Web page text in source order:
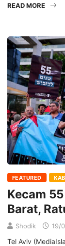
READ MORE
FEATURED
Kecam
Barat,
Shodik 19/
Tel Aviv